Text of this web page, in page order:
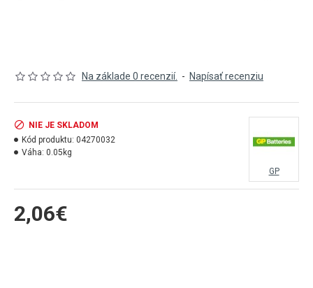
Na základe 0 recenzií. - Napísať recenziu
2,06€
NIE JE SKLADOM
Kód produktu: 04270032
Váha: 0.05kg
GP